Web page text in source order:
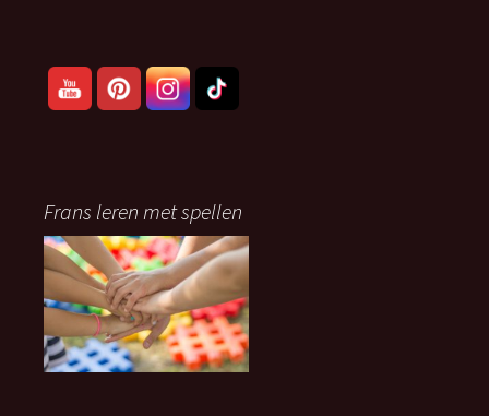
Frans leren met spellen